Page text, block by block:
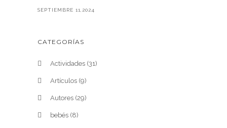
SEPTIEMBRE 11,2024
CATEGORÍAS
Actividades (31)
Artículos (9)
Autores (29)
bebés (8)